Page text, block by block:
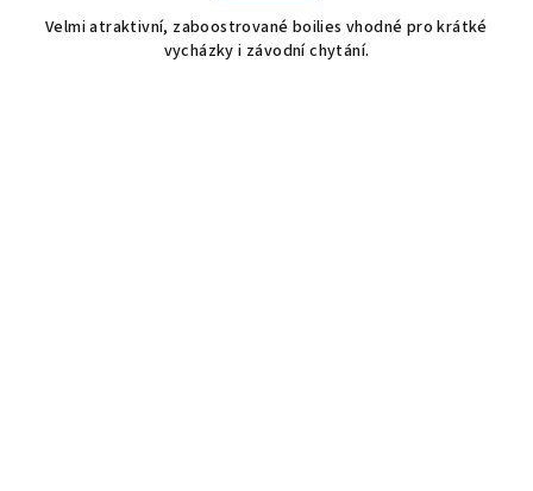
Velmi atraktivní, zaboostrované boilies vhodné pro krátké
vycházky i závodní chytání.